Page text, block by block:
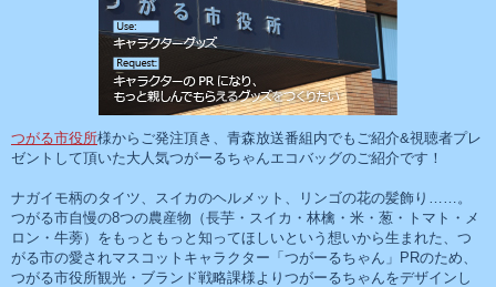
つがる市役所様からご発注頂き、青森放送番組内でもご紹介&視聴者プレ
ゼントして頂いた大人気つがーるちゃんエコバッグのご紹介です！
ナガイモ柄のタイツ、スイカのヘルメット、リンゴの花の髪飾り……。
つがる市自慢の8つの農産物（長芋・スイカ・林檎・米・葱・トマト・メ
ロン・牛蒡）をもっともっと知ってほしいという想いから生まれた、つ
がる市の愛されマスコットキャラクター「つがーるちゃん」PRのため、
つがる市役所観光・ブランド戦略課様よりつがーるちゃんをデザインし